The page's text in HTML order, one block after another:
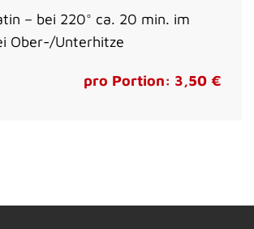
– bei 220° ca. 20 min. im
Ober-/Unterhitze
pro Portion: 3,50 €